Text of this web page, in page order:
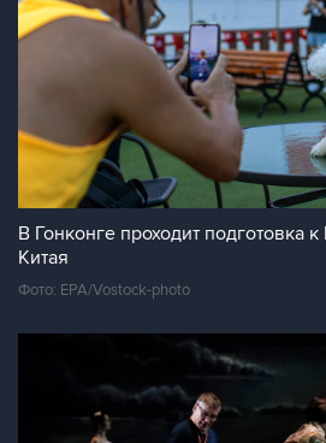
В Гонконге проходит подготовка
Китая
Фото: EPA/Vostock-photo